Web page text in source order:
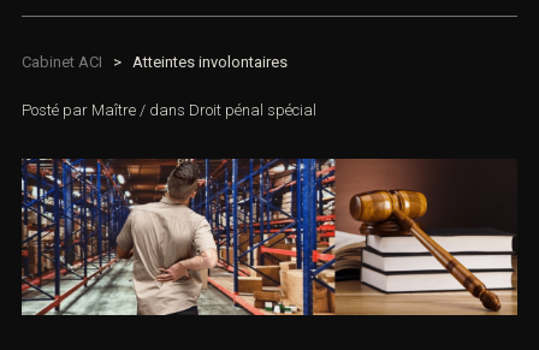
Cabinet ACI > Atteintes involontaires
Posté par Maître / dans Droit pénal spécial